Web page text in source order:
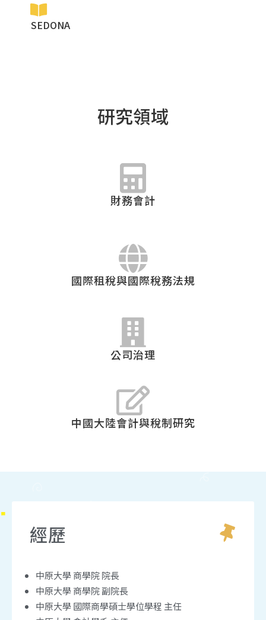
SEDONA
研究領域
財務會計
國際租稅與國際稅務法規
公司治理
中國大陸會計與稅制研究
經歷
中原大學 商學院 院長
中原大學 商學院 副院長
中原大學 國際商學碩士學位學程 主任